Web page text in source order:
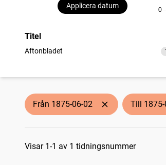
Applicera datum
0
Titel
Aftonbladet
träffar
Från 1875-06-02 Till
Sökresultat
Visar 1-1 av 1 tidningsnummer